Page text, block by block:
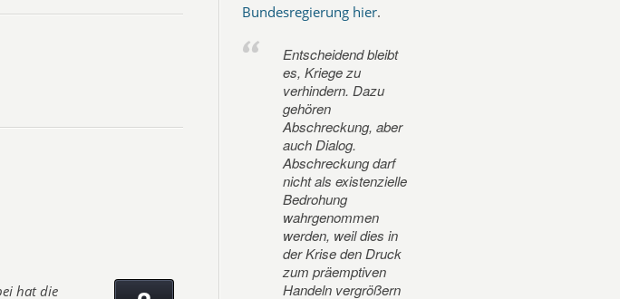
hat die
Bundesregierung hier.
Entscheidend bleibt
es, Kriege zu
verhindern. Dazu
gehören
Abschreckung, aber
auch Dialog.
Abschreckung darf
nicht als existenzielle
Bedrohung
wahrgenommen
werden, weil dies in
der Krise den Druck
zum präemptiven
Handeln vergrößern